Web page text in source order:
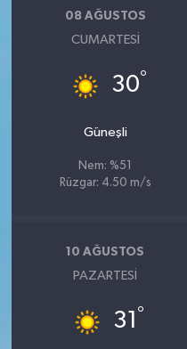
08 AĞUSTOS
CUMARTESI
30°
Güneşli
Nem: %51
Rüzgar: 4.50 m/s
10 AĞUSTOS
PAZARTESI
31 °